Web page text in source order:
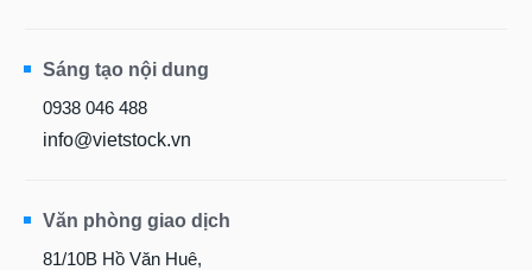
Sáng tạo nội dung
0938 046 488
info@vietstock.vn
Văn phòng giao dịch
81/10B Hồ Văn Huê,